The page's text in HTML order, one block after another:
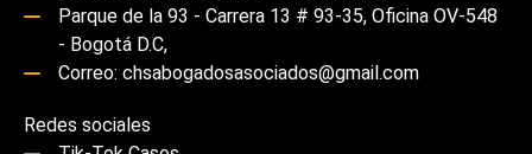
Parque de la 93 - Carrera 13 # 93-35, Oficina OV-548
- Bogotá D.C,
Correo: chsabogadosasociados@gmail.com
Redes sociales